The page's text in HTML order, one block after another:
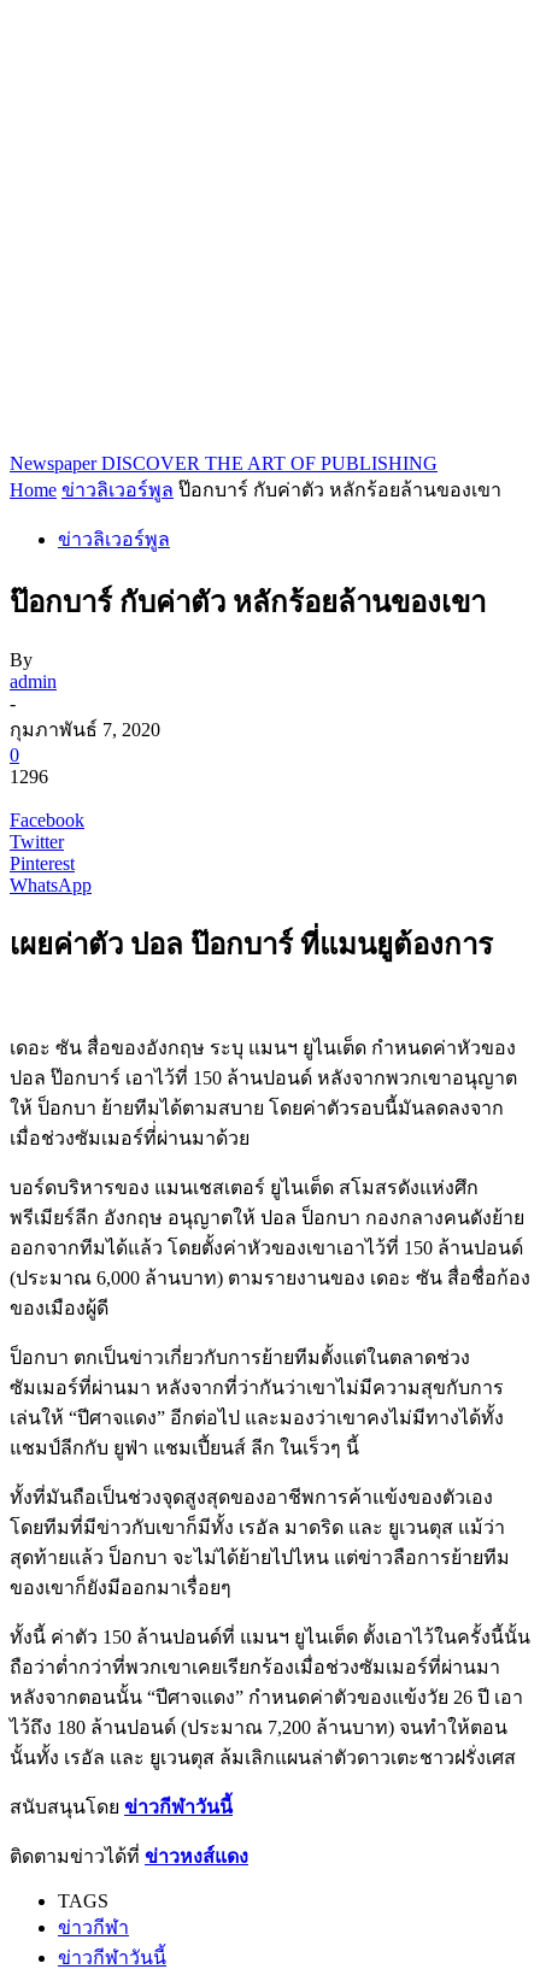
Newspaper DISCOVER THE ART OF PUBLISHING
Home ข่าวลิเวอร์พูล ป๊อกบาร์ กับค่าตัว หลักร้อยล้านของเขา
ข่าวลิเวอร์พูล
ป๊อกบาร์ กับค่าตัว หลักร้อยล้านของเขา
By
admin
-
กุมภาพันธ์ 7, 2020
0
1296
Facebook
Twitter
Pinterest
WhatsApp
เผยค่าตัว ปอล ป๊อกบาร์ ที่แมนยูต้องการ
เดอะ ซัน สื่อของอังกฤษ ระบุ แมนฯ ยูไนเต็ด กำหนดค่าหัวของ
ปอล ป๊อกบาร์ เอาไว้ที่ 150 ล้านปอนด์ หลังจากพวกเขาอนุญาต
ให้ ป็อกบา ย้ายทีมได้ตามสบาย โดยค่าตัวรอบนี้มันลดลงจาก
เมื่อช่วงซัมเมอร์ที่่ผ่านมาด้วย
บอร์ดบริหารของ แมนเชสเตอร์ ยูไนเต็ด สโมสรดังแห่งศึก
พรีเมียร์ลีก อังกฤษ อนุญาตให้ ปอล ป็อกบา กองกลางคนดังย้าย
ออกจากทีมได้แล้ว โดยตั้งค่าหัวของเขาเอาไว้ที่ 150 ล้านปอนด์
(ประมาณ 6,000 ล้านบาท) ตามรายงานของ เดอะ ซัน สื่อชื่อก้อง
ของเมืองผู้ดี
ป็อกบา ตกเป็นข่าวเกี่ยวกับการย้ายทีมตั้งแต่ในตลาดช่วง
ซัมเมอร์ที่ผ่านมา หลังจากที่ว่ากันว่าเขาไม่มีความสุขกับการ
เล่นให้ “ปีศาจแดง” อีกต่อไป และมองว่าเขาคงไม่มีทางได้ทั้ง
แชมป์ลีกกับ ยูฟ่า แชมเปี้ยนส์ ลีก ในเร็วๆ นี้
ทั้งที่มันถือเป็นช่วงจุดสูงสุดของอาชีพการค้าแข้งของตัวเอง
โดยทีมที่มีข่าวกับเขาก็มีทั้ง เรอัล มาดริด และ ยูเวนตุส แม้ว่า
สุดท้ายแล้ว ป็อกบา จะไม่ได้ย้ายไปไหน แต่ข่าวลือการย้ายทีม
ของเขาก็ยังมีออกมาเรื่อยๆ
ทั้งนี้ ค่าตัว 150 ล้านปอนด์ที่ แมนฯ ยูไนเต็ด ตั้งเอาไว้ในครั้งนี้นั้น
ถือว่าต่ำกว่าที่พวกเขาเคยเรียกร้องเมื่อช่วงซัมเมอร์ที่ผ่านมา
หลังจากตอนนั้น “ปีศาจแดง” กำหนดค่าตัวของแข้งวัย 26 ปี เอา
ไว้ถึง 180 ล้านปอนด์ (ประมาณ 7,200 ล้านบาท) จนทำให้ตอน
นั้นทั้ง เรอัล และ ยูเวนตุส ล้มเลิกแผนล่าตัวดาวเตะชาวฝรั่งเศส
สนับสนุนโดย ข่าวกีฬาวันนี้
ติดตามข่าวได้ที่ ข่าวหงส์แดง
TAGS
ข่าวกีฬา
ข่าวกีฬาวันนี้